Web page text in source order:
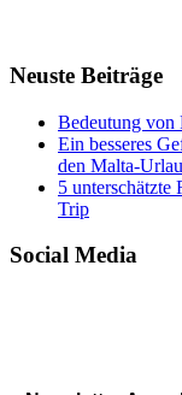
Neuste Beiträge
Bedeutung von
Ein besseres
den Malta-
5 unterschätzte
Trip
Social Media